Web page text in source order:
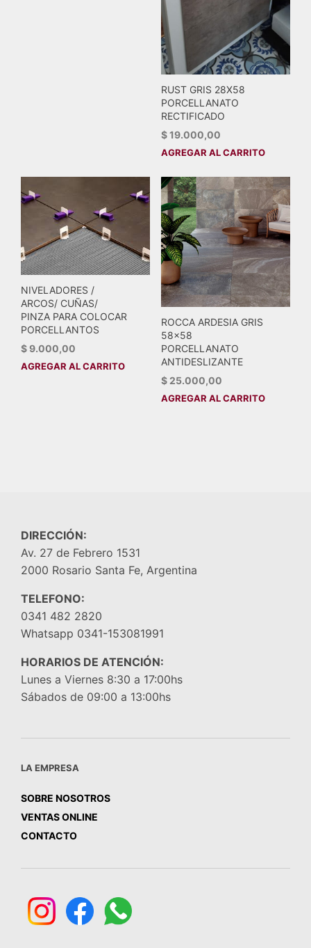
RUST GRIS 28X58
PORCELLANATO
RECTIFICADO
$19.000,00
AGREGAR AL CARRITO
NIVELADORES /
ARCOS/ CUÑAS/
PINZA PARA COLOCAR
PORCELLANTOS
$9.000,00
AGREGAR AL CARRITO
ROCCA ARDESIA GRIS
58×58
PORCELLANATO
ANTIDESLIZANTE
$25.000,00
AGREGAR AL CARRITO
DIRECCIÓN:
Av. 27 de Febrero 1531
2000 Rosario Santa Fe, Argentina
TELEFONO:
0341 482 2820
Whatsapp 0341-153081991
HORARIOS DE ATENCIÓN:
Lunes a Viernes 8:30 a 17:00hs
Sábados de 09:00 a 13:00hs
LA EMPRESA
SOBRE NOSOTROS
VENTAS ONLINE
CONTACTO